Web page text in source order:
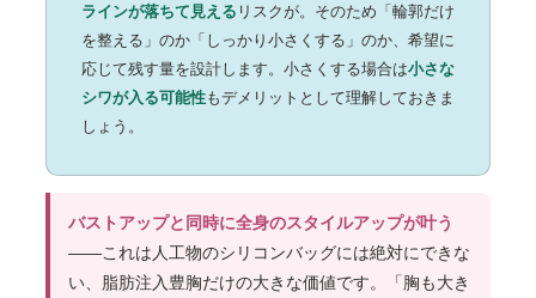
ラインが落ちて見える リスクが。そのため「輪郭だけ
を整える」のか「しっかり小さくする」のか、希望に
応じて残す量を設計します。小さくする場合は小さな
シワが入る可能性もデメリットとして理解しておきま
しょう。
バストアップと同時に全身のスタイルアップが叶う
——これは人工物のシリコンバッグには絶対にできな
い、脂肪注入豊胸だけの大きな価値です。「胸も大き